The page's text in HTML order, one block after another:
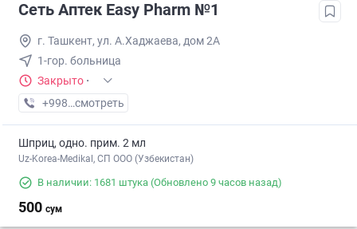
Сеть Аптек Easy Pharm №1
г. Ташкент, ул. А.Хаджаева, дом 2А
1-гор. больница
Закрыто ·
+998 (94) XXX-XX-XX
смотреть
Шприц, одно. прим. 2 мл
Uz-Korea-Medikal, СП ООО (Узбекистан)
В наличии: 1681 штука (Обновлено 9 часов назад)
500 сум